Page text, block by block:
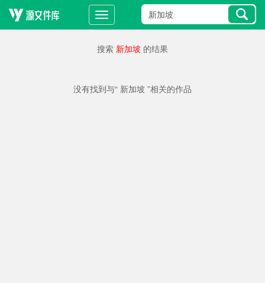
搜索 新加坡 的结果
没有找到与“ 新加坡 ”相关的作品